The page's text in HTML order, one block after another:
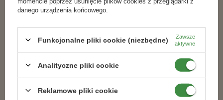
danego urządzenia końcowego.
Funkcjonalne pliki cookie (niezbędne)
Zawsze
aktywne
Analityczne pliki cookie
Reklamowe pliki cookie